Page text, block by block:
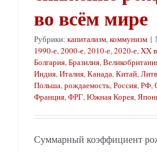
во всём мире
Рубрики: капитализм,коммунизм |
1990-е,2000-е,2010-е,2020-е,XX
Болгария,Бразилия,
Индия,Италия,Канада,Китай,
Польша,рождаемость,Россия,РФ,
Франция,ФРГ,Южная Корея,
Суммарный коэффициент